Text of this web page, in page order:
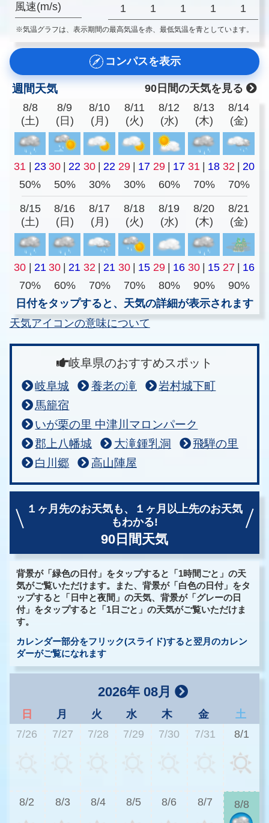
風速(m/s) 1 1 1 1 1
※気温グラフは、表示期間の最高気温を赤、最低気温を青としています。
コンパスを表示
週間天気
90日間の天気を見る
8/8
(土)
8/9
(日)
8/10
(月)
8/11
(火)
8/12
(水)
8/13
(木)
8/14
(金)
31 | 23 30 | 22 30 | 22 29 | 17 29 | 17 31 | 18 32 | 20
50%
50% 30% 30% 60% 70% 70%
8/15
(土)
8/16
(日)
8/17
(月)
8/18
(火)
8/19
(水)
8/20
(木)
8/21
(金)
30 | 21 30 | 21 32 | 21 30 | 15 29 | 16 30 | 15 27 | 16
70%
60% 70% 70% 80% 90%
90%
日付をタップすると、天気の詳細が表示されます
天気アイコンの意味について
岐阜県のおすすめスポット
岐阜城 養老の滝
岩村城下町
馬籠宿
いが栗の里 中津川マロンパーク
郡上八幡城
大滝鍾乳洞
飛騨の里
白川郷
高山陣屋
１ヶ月先のお天気も、
１ヶ月以上先のお天気
もわかる!
90日間天気
背景が「緑色の日付」をタップすると「1時間ごと」の天
気がご覧いただけます。また、背景が「白色の日付」をタ
ップすると「日中と夜間」の天気、背景が「グレーの日
付」をタップすると「1日ごと」の天気がご覧いただけま
す。
カレンダー部分をフリック(スライド)すると翌月のカレン
ダーがご覧になれます
2026年 08月
日 月 火 水 木 金
土
7/26
7/27 7/28 7/29 7/30 7/31 8/1
8/2 8/3 8/4 8/5 8/6 8/7 8/8